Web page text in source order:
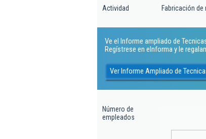
Actividad Fabricación
Ve el Informe ampliado de
Regístrese en eInforma y le
Ver Informe Ampliado de
Número de
empleados